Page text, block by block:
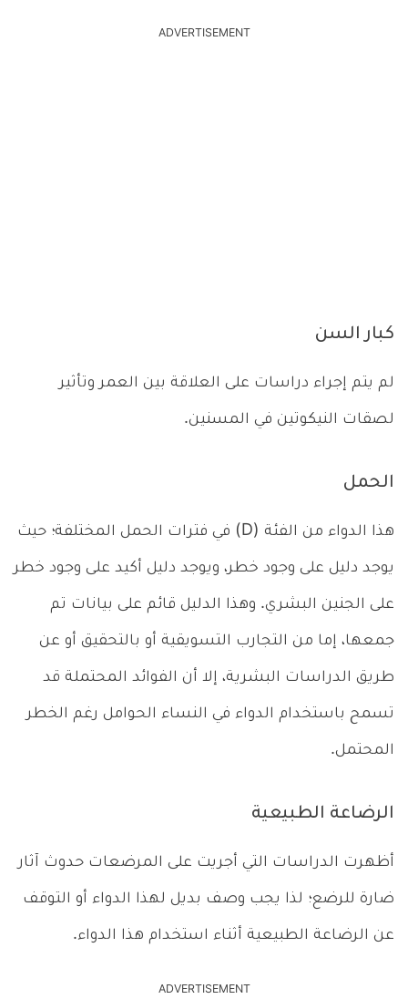
ADVERTISEMENT
كبار السن
لم يتم إجراء دراسات على العلاقة بين العمر وتأثير
لصقات النيكوتين في المسنين.
الحمل
هذا الدواء من الفئة (D) في فترات الحمل المختلفة؛ حيث
يوجد دليل على وجود خطر، ويوجد دليل أكيد على وجود خطر
على الجنين البشري. وهذا الدليل قائم على بيانات تم
جمعها، إما من التجارب التسويقية أو بالتحقيق أو عن
طريق الدراسات البشرية، إلا أن الفوائد المحتملة قد
تسمح باستخدام الدواء في النساء الحوامل رغم الخطر
المحتمل.
الرضاعة الطبيعية
أظهرت الدراسات التي أجريت على المرضعات حدوث آثار
ضارة للرضع؛ لذا يجب وصف بديل لهذا الدواء أو التوقف
عن الرضاعة الطبيعية أثناء استخدام هذا الدواء.
ADVERTISEMENT